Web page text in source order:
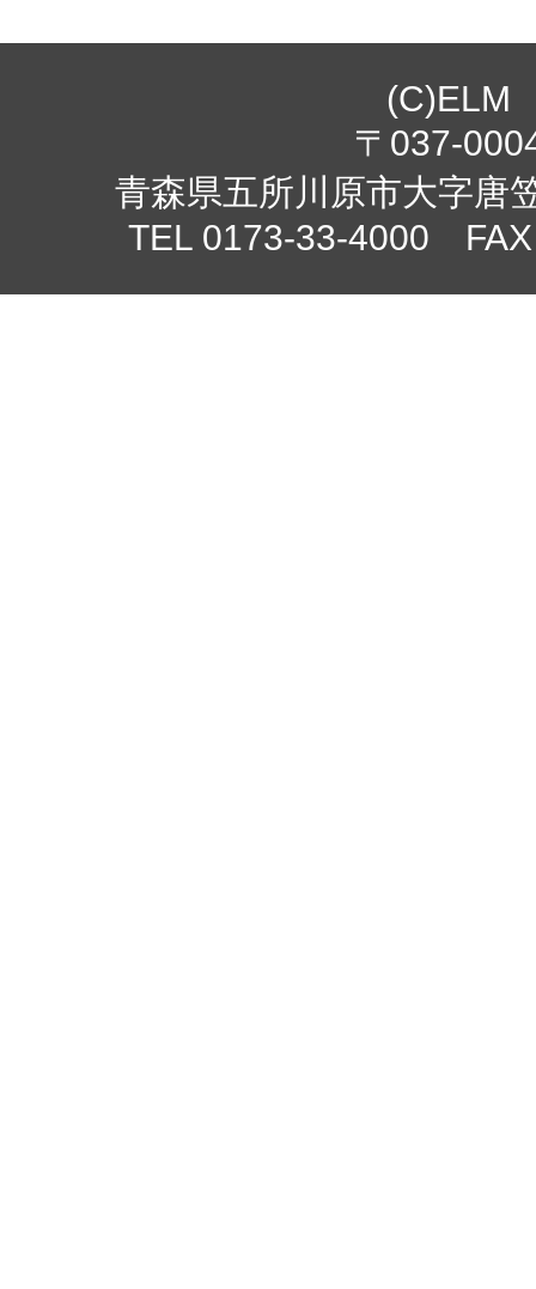
(C)ELM
〒037-
青森県五所川原市大字唐
TEL 0173-33-4000